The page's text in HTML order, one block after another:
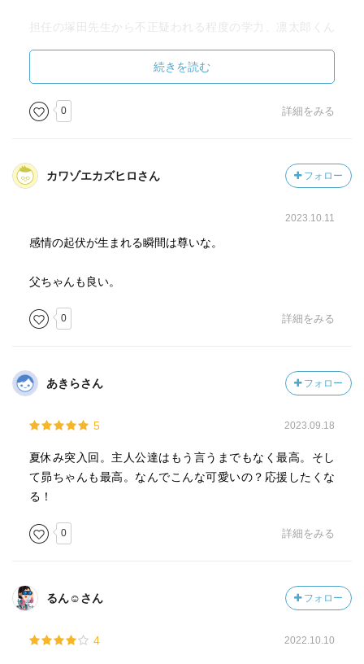
担任の塚田先生から不正疑われる程度の学力、凛太郎くん
千鳥と桔梗仲悪いのに、羨ましがってたりリスペクトして
るの良いよな…
というか、桔梗の教師が千鳥を嫌ってる結果生徒に伝搬し
付き合うこととは…って真剣に考えてるの最高にかわいい
この巻あたりから朔くんに続いて昴さんが若干イジられ雰
囲気が出つつあるな…
続きを読む
0 詳細をみる
カワゾエカズヒロさん フォロー
2023.10.11
感情の起伏が生まれる瞬間は尊いな。
父ちゃんも良い。
0 詳細をみる
あきらさん フォロー
5 2023.09.18
夏休み突入回。主人公達はもう言うまでもなく最高。そし
て昴ちゃんも最高。なんでこんな可愛いの？応援したくな
る！
0 詳細をみる
るん☺︎︎さん フォロー
4 2022.10.10